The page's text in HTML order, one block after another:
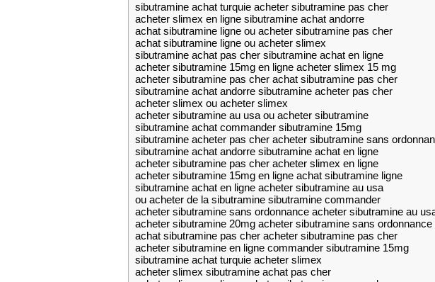
sibutramine achat turquie acheter sibutramine pas cher
acheter slimex en ligne sibutramine achat andorre
achat sibutramine ligne ou acheter sibutramine pas cher
achat sibutramine ligne ou acheter slimex
sibutramine achat pas cher sibutramine achat en ligne
acheter sibutramine 15mg en ligne acheter slimex 15 mg
acheter sibutramine pas cher achat sibutramine pas cher
sibutramine achat andorre sibutramine acheter pas cher
acheter slimex ou acheter slimex
acheter sibutramine au usa ou acheter sibutramine
sibutramine achat commander sibutramine 15mg
sibutramine acheter pas cher acheter sibutramine sans
sibutramine achat andorre sibutramine achat en ligne
acheter sibutramine pas cher acheter slimex en ligne
acheter sibutramine 15mg en ligne achat sibutramine ligne
sibutramine achat en ligne acheter sibutramine au usa
ou acheter de la sibutramine sibutramine commander
acheter sibutramine sans ordonnance acheter sibutramine au
acheter sibutramine 20mg acheter sibutramine sans ordonnance
achat sibutramine pas cher acheter sibutramine pas cher
acheter sibutramine en ligne commander sibutramine 15mg
sibutramine achat turquie acheter slimex
acheter slimex sibutramine achat pas cher